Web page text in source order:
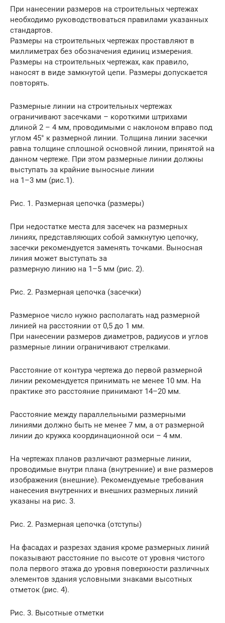
При нанесении размеров на строительных чертежах
необходимо руководствоваться правилами указанных
стандартов.
Размеры на строительных чертежах проставляют в
миллиметрах без обозначения единиц измерения.
Размеры на строительных чертежах, как правило,
наносят в виде замкнутой цепи. Размеры допускается
повторять.
Размерные линии на строительных чертежах
ограничивают засечками – короткими штрихами
длиной 2 – 4 мм, проводимыми с наклоном вправо под
углом 45° к размерной линии. Толщина линии засечки
равна толщине сплошной основной линии, принятой на
данном чертеже. При этом размерные линии должны
выступать за крайние выносные линии
на 1–3 мм (рис.1).
Рис. 1. Размерная цепочка (размеры)
При недостатке места для засечек на размерных
линиях, представляющих собой замкнутую цепочку,
засечки рекомендуется заменять точками. Выносная
линия может выступать за
размерную линию на 1–5 мм (рис. 2).
Рис. 2. Размерная цепочка (засечки)
Размерное число нужно располагать над размерной
линией на расстоянии от 0,5 до 1 мм.
При нанесении размеров диаметров, радиусов и углов
размерные линии ограничивают стрелками.
Расстояние от контура чертежа до первой размерной
линии рекомендуется принимать не менее 10 мм. На
практике это расстояние принимают 14–20 мм.
Расстояние между параллельными размерными
линиями должно быть не менее 7 мм, а от размерной
линии до кружка координационной оси – 4 мм.
На чертежах планов различают размерные линии,
проводимые внутри плана (внутренние) и вне размеров
изображения (внешние). Рекомендуемые требования
нанесения внутренних и внешних размерных линий
указаны на рис. 3.
Рис. 2. Размерная цепочка (отступы)
На фасадах и разрезах здания кроме размерных линий
показывают расстояние по высоте от уровня чистого
пола первого этажа до уровня поверхности различных
элементов здания условными знаками высотных
отметок (рис. 4).
Рис. 3. Высотные отметки